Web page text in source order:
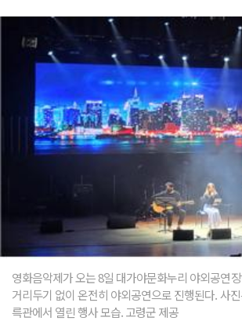
영화음악제가 오는 8일 대가야문화누리 야외공연
거리두기 없이 온전히 야외공연으로 진행된다. 사
륵관에서 열린 행사 모습. 고령군 제공